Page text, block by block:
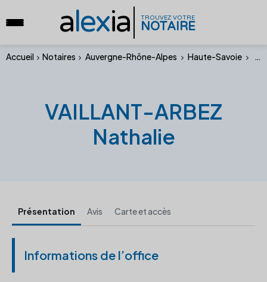
alexia TROUVEZ VOTRE
NOTAIRE
Accueil Notaires Auvergne-Rhône-Alpes Haute-Savoie
VAILLANT-ARBEZ
Nathalie
Présentation Avis Carte et accès
Informations de l’office